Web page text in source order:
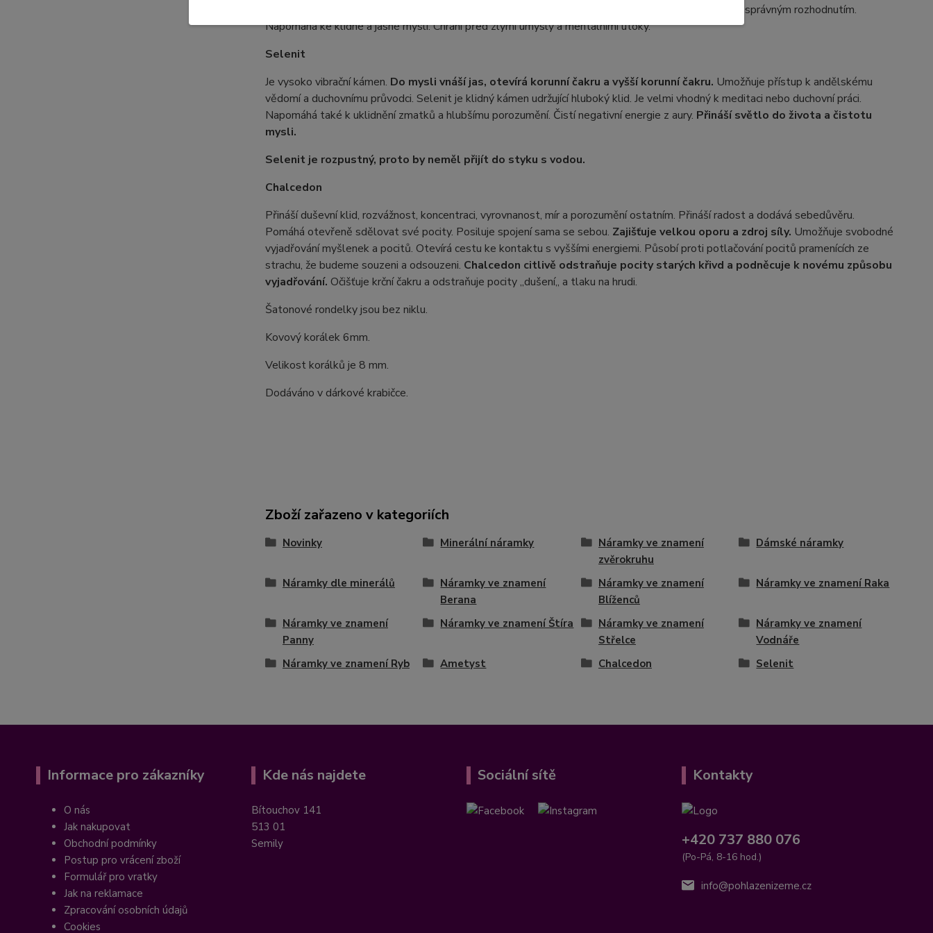
své záměry v životě. Ametyst přináší božskou lásku. Pomáhá rozvíjet intuici a podporuje dospět ke správným rozhodnutím.
Napomáhá ke klidné a jasné mysli. Chrání před zlými úmysly a mentálními útoky.
Selenit
Je vysoko vibrační kámen. Do mysli vnáší jas, otevírá korunní čakru a vyššíkorunní čakru. Umožňuje přístup k andělskému
vědomí a duchovnímu průvodci. Selenit je klidný kámen udržující hluboký klid. Je velmi vhodný k meditaci nebo duchovní práci.
Napomáhá také k uklidnění zmatků a hlubšímu porozumění. Čistí negativní energie z aury. Přináší světlo do života a čistotu
mysli.
Selenit je rozpustný, proto by neměl přijít do styku s vodou.
Chalcedon
Přináší duševní klid, rozvážnost, koncentraci, vyrovnanost, mír a porozumění ostatním. Přináší radost a dodává sebedůvěru.
Pomáhá otevřeně sdělovat své pocity. Posiluje spojení sama se sebou. Zajišťuje velkou oporu a zdroj síly. Umožňuje svobodné
vyjadřování myšlenek a pocitů. Otevírá cestu ke kontaktu s vyššími energiemi. Působí proti potlačování pocitů pramenících ze
strachu, že budeme souzeni a odsouzeni. Chalcedon citlivě odstraňuje pocity starých křivd a podněcuje k novému způsobu
vyjadřování. Očišťuje krční čakru a odstraňuje pocity ,,dušení,, a tlaku na hrudi.
Šatonové rondelky jsou bez niklu.
Kovový korálek 6mm.
Velikost korálků je 8 mm.
Dodáváno v dárkové krabičce.
Zboží zařazeno v kategoriích
Novinky Minerální náramky
Náramky ve znamení
zvěrokruhu
Dámské náramky
Náramky dle minerálů
Náramky ve znamení
Berana
Náramky ve znamení
Blíženců
Náramky ve znamení Raka
Náramky ve znamení
Panny
Náramky ve znamení Štíra
Náramky ve znamení
Střelce
Náramky ve znamení
Vodnáře
Náramky ve znamení Ryb
Ametyst Chalcedon Selenit
Informace pro zákazníky
O nás
Jak nakupovat
Obchodní podmínky
Postup pro vrácení zboží
Formulář pro vratky
Jak na reklamace
Zpracování osobních údajů
Cookies
Kde nás najdete
Bítouchov 141
513 01
Semily
Sociální sítě Kontakty
+420 737 880 076
(Po-Pá, 8-16 hod.)
info@pohlazenizeme.cz